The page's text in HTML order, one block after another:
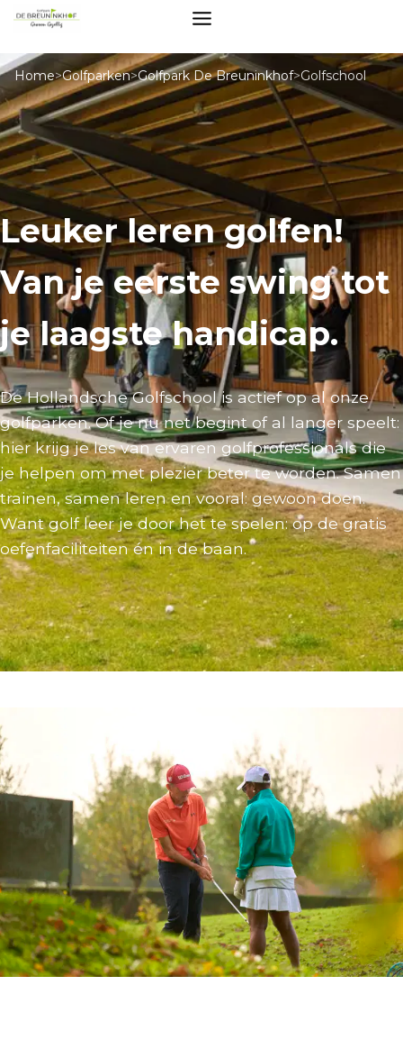
Home>Golfparken>Golfpark De Breuninkhof>Golfschool
Leuker leren golfen!
Van je eerste swing tot
je laagste handicap.
De Hollandsche Golfschool is actief op al onze
golfparken. Of je nu net begint of al langer speelt:
hier krijg je les van ervaren golfprofessionals die
je helpen om met plezier beter te worden. Samen
trainen, samen leren en vooral: gewoon doen.
Want golf leer je door het te spelen: op de gratis
oefenfaciliteiten én in de baan.